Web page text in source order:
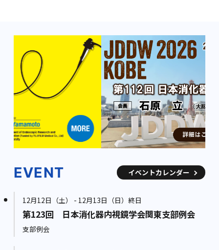
EVENT イベントカレンダー
12月12日（土） - 12月13日（日）終日
第123回 日本消化器内視鏡学会関東支部例会
支部例会